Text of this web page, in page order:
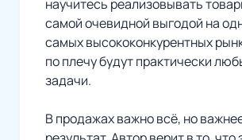
научитесь реализовывать
самой очевидной выгодой на
самых высококонкурентных
по плечу будут практически
задачи.
В продажах важно всё, но